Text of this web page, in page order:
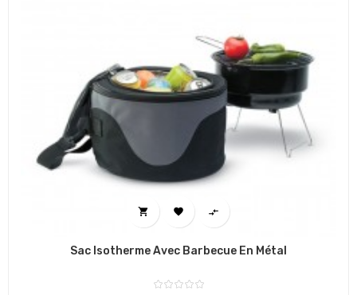
  
Sac Isotherme Avec Barbecue En Métal